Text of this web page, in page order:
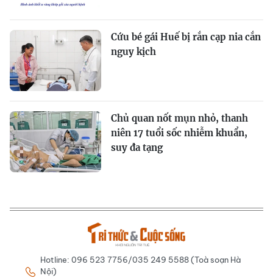
Cứu bé gái Huế bị rắn cạp nia cắn
nguy kịch
Chủ quan nốt mụn nhỏ, thanh
niên 17 tuổi sốc nhiễm khuẩn,
suy đa tạng
Hotline: 096 523 7756/035 249 5588 (Toà soạn Hà
Nội)